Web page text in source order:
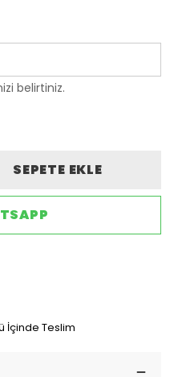
belirtiniz.
SEPETE EKLE
İçinde Teslim